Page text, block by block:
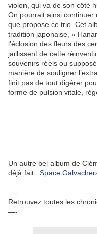
violon, qui va de son côté
On pourrait ainsi continuer
que propose ce trio. Cet
tradition japonaise, «
l’éclosion des fleurs des
jaillissent de cette
souvenirs réels ou
manière de souligner
finit pas de tout digérer
forme de pulsion vitale,
Un autre bel album de
déjà fait : Space
—-
Retrouvez toutes les
—-